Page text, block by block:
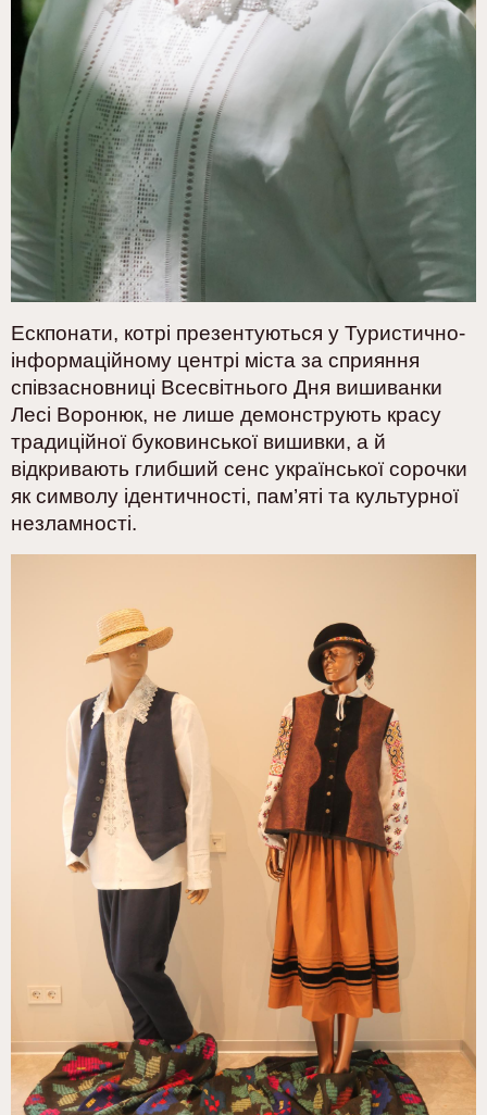
Ескпонати, котрі презентуються у Туристично-
інформаційному центрі міста за сприяння
співзасновниці Всесвітнього Дня вишиванки
Лесі Воронюк, не лише демонструють красу
традиційної буковинської вишивки, а й
відкривають глибший сенс української сорочки
як символу ідентичності, пам’яті та культурної
незламності.